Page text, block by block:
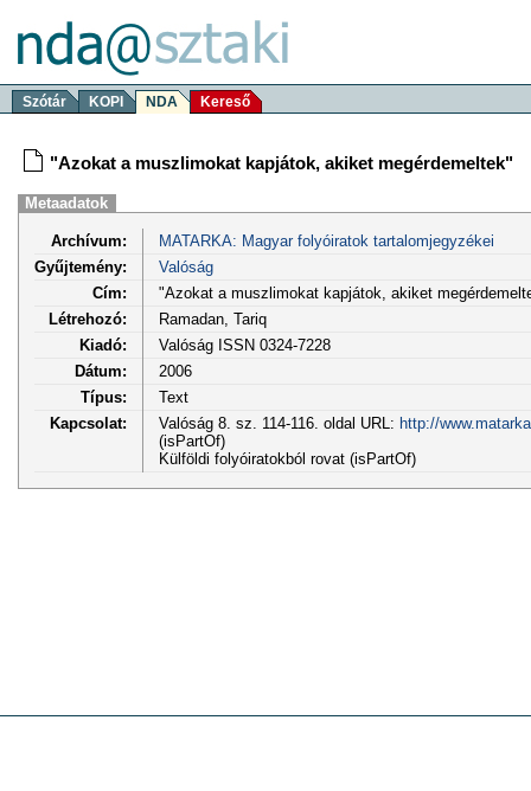
Szótár KOPI NDA Kereső
"Azokat a muszlimokat kapjátok, akiket megérdemeltek"
Metaadatok
Archívum:
MATARKA: Magyar folyóiratok tartalomjegyzékei
Gyűjtemény:
Valóság
Cím:
"Azokat a muszlimokat kapjátok, akiket
Létrehozó:
Ramadan, Tariq
Kiadó:
Valóság ISSN 0324-7228
Dátum:
2006
Típus:
Text
Kapcsolat:
Valóság 8. sz. 114-116. oldal URL: http://
(isPartOf)
Külföldi folyóiratokból rovat (isPartOf)